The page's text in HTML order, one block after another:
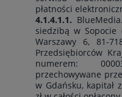
płatności
4.1.4.1.1.
siedzibą w Sopocie
Warszawy 6, 81-
Przedsiębiorców
numerem:
przechowywane
w Gdańsku, kapitał